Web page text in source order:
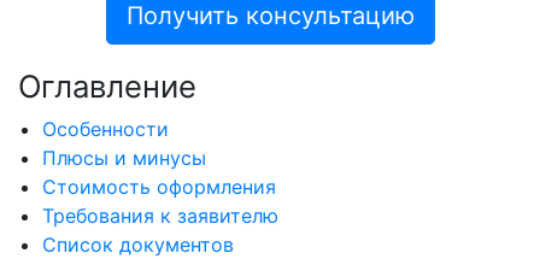
Получить консультацию
Оглавление
Особенности
Плюсы и минусы
Стоимость оформления
Требования к заявителю
Список документов